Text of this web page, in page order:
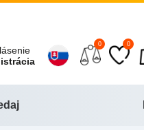
0 0